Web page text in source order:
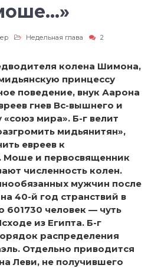
Недельная глава
2
колена Шимона,
принцессу
поведение, внук Аарона
гнев Вс-вышнего и
«союз мира». Б-г велит
мидьянитян»,
евреев к
Моше и первосвященник
численность колен.
мужчин после
40-й год странствий в
601730 человек — чуть
из Египта. Б-г
распределения
Отдельно приводится
Леви, не получившего